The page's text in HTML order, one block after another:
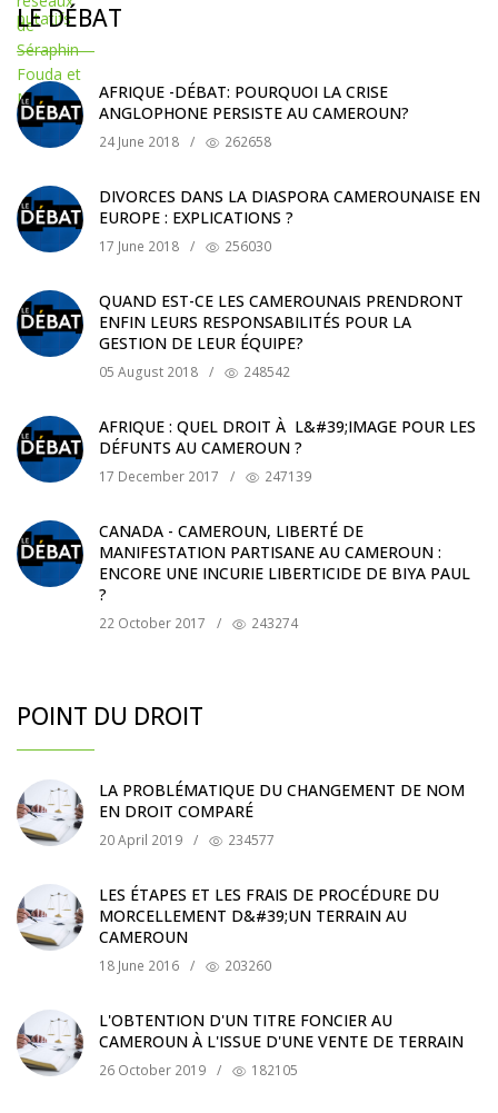
LE DÉBAT
AFRIQUE -DÉBAT: POURQUOI LA CRISE
ANGLOPHONE PERSISTE AU CAMEROUN?
24 June 2018 / 262658
DIVORCES DANS LA DIASPORA CAMEROUNAISE EN
EUROPE : EXPLICATIONS ?
17 June 2018 / 256030
QUAND EST-CE LES CAMEROUNAIS PRENDRONT
ENFIN LEURS RESPONSABILITÉS POUR LA
GESTION DE LEUR ÉQUIPE?
05 August 2018 / 248542
AFRIQUE : QUEL DROIT À L&#39;IMAGE POUR LES
DÉFUNTS AU CAMEROUN ?
17 December 2017 / 247139
CANADA - CAMEROUN, LIBERTÉ DE
MANIFESTATION PARTISANE AU CAMEROUN :
ENCORE UNE INCURIE LIBERTICIDE DE BIYA PAUL
?
22 October 2017 / 243274
POINT DU DROIT
LA PROBLÉMATIQUE DU CHANGEMENT DE NOM
EN DROIT COMPARÉ
20 April 2019 / 234577
LES ÉTAPES ET LES FRAIS DE PROCÉDURE DU
MORCELLEMENT D&#39;UN TERRAIN AU
CAMEROUN
18 June 2016 / 203260
L'OBTENTION D'UN TITRE FONCIER AU
CAMEROUN À L'ISSUE D'UNE VENTE DE TERRAIN
26 October 2019 / 182105